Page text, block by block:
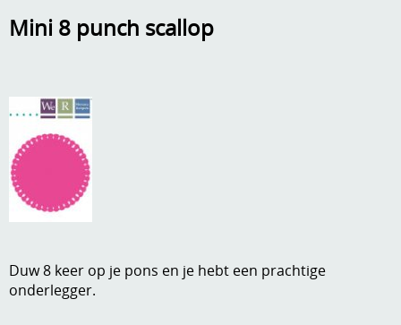
A, ja, op is op
Aanbiedingen
Boeken en magazines
DVD-CD
Algemene voorwaarden
Verzend - en verpakkingsk
Mijn account
Anders creatief
Mini 8 punch scallop
Duw 8 keer op je pons en je hebt een prachtige
onderlegger.